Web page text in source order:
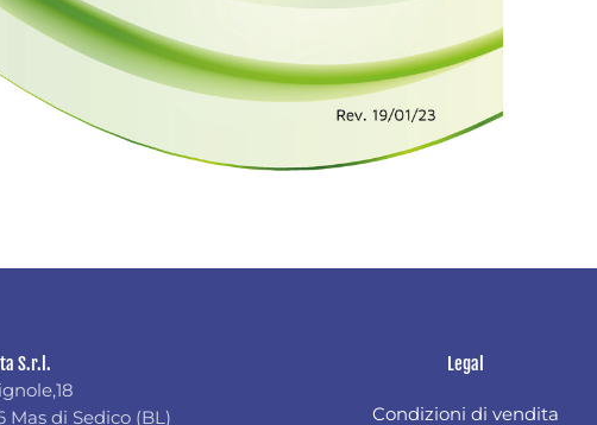
S.r.l.
Mas di Sedico (BL)
Legal
Condizioni di vendita